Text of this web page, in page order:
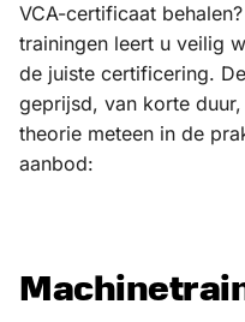
VCA-certificaat
trainingen leert u veilig
de juiste certificering.
geprijsd, van korte
theorie meteen in de
aanbod: